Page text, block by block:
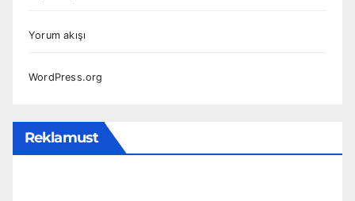
Yorum akışı
WordPress.org
Reklamust